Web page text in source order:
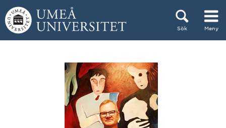
Hoppa direkt till innehållet
Sök Meny